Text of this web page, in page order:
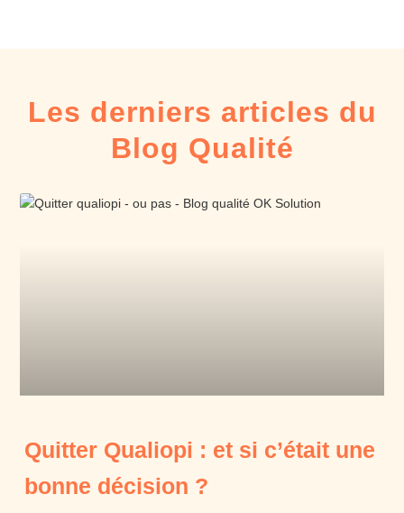
Les derniers articles du
Blog Qualité​
Quitter Qualiopi : et si c’était une
bonne décision ?